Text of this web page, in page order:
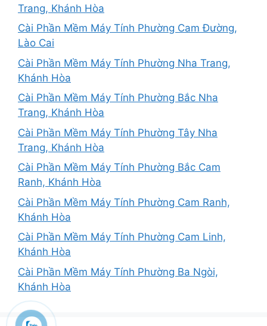
Trang, Khánh Hòa
Cài Phần Mềm Máy Tính Phường Cam Đường,
Lào Cai
Cài Phần Mềm Máy Tính Phường Nha Trang,
Khánh Hòa
Cài Phần Mềm Máy Tính Phường Bắc Nha
Trang, Khánh Hòa
Cài Phần Mềm Máy Tính Phường Tây Nha
Trang, Khánh Hòa
Cài Phần Mềm Máy Tính Phường Bắc Cam
Ranh, Khánh Hòa
Cài Phần Mềm Máy Tính Phường Cam Ranh,
Khánh Hòa
Cài Phần Mềm Máy Tính Phường Cam Linh,
Khánh Hòa
Cài Phần Mềm Máy Tính Phường Ba Ngòi,
Khánh Hòa